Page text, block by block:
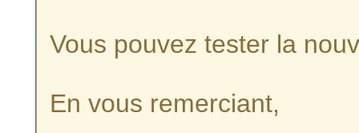
Vous pouvez tester la
En vous remerciant,